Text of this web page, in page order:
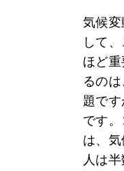
気候
して
ほど
るの
題で
です
は、
人は